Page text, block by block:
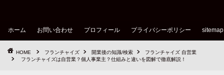
ホーム お問い合わせ プロフィール プライバシーポリシー sitemap
HOME フランチャイズ 開業後の知識/検索
フランチャイズ 自営業
フランチャイズは自営業？個人事業主？仕組みと違いを図解で徹底解説！